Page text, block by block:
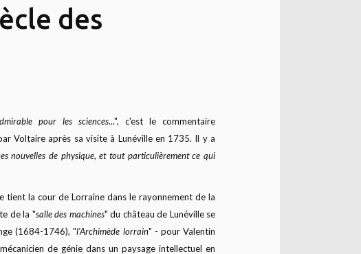
des
pour les sciences...", c'est le commentaire
Voltaire après sa visite à Lunéville en 1735. Il y a
nouvelles de physique, et tout particulièrement ce qui
tient la cour de Lorraine dans le rayonnement de la
de la "salle des machines" du château de Lunéville se
(1684-1746), "l'Archimède lorrain" - pour Valentin
de génie dans un paysage intellectuel en